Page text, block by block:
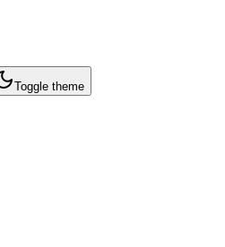
Toggle theme